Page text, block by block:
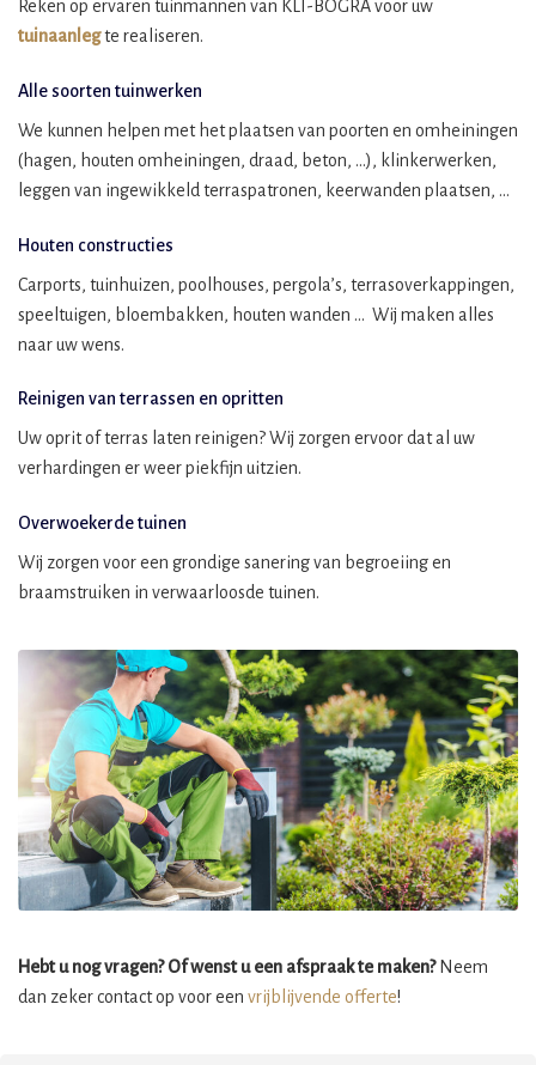
Reken op ervaren tuinmannen van KLI-BOGRA voor uw
tuinaanlegte realiseren.
Alle soorten tuinwerken
We kunnen helpen met het plaatsen van poorten en omheiningen
(hagen, houten omheiningen, draad, beton, …), klinkerwerken,
leggen van ingewikkeld terraspatronen, keerwanden plaatsen, …
Houten constructies
Carports, tuinhuizen, poolhouses, pergola’s, terrasoverkappingen,
speeltuigen, bloembakken, houten wanden … Wij maken alles
naar uw wens.
Reinigen van terrassen en opritten
Uw oprit of terras laten reinigen? Wij zorgen ervoor dat al uw
verhardingen er weer piekfijn uitzien.
Overwoekerde tuinen
Wij zorgen voor een grondige sanering van begroeiing en
braamstruiken in verwaarloosde tuinen.
Hebt u nog vragen? Of wenst u een afspraak te maken?Neem
dan zeker contact op voor een vrijblijvende offerte!